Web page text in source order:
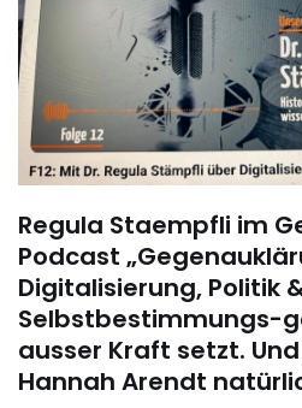
Regula Staempfli im
Podcast
Digitalisierung, Politik
Selbstbestimmungs-
ausser Kraft setzt.
Hannah Arendt